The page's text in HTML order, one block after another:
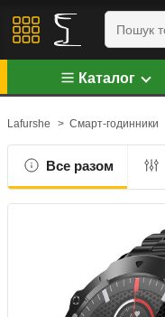
Каталог
Lafurshe > Смарт-годинники
Все разом